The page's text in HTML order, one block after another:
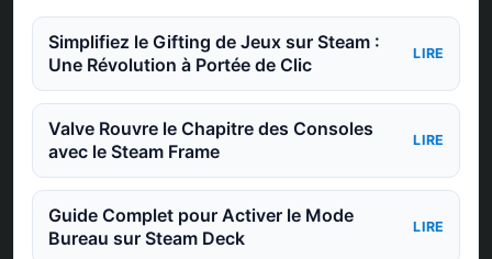
Simplifiez le Gifting de Jeux sur Steam :
Une Révolution à Portée de Clic
LIRE
Valve Rouvre le Chapitre des Consoles
avec le Steam Frame
LIRE
Guide Complet pour Activer le Mode
Bureau sur Steam Deck
LIRE